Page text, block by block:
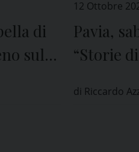
di
sul
12 Ottobre
Pavia,
“Storie
di Riccardo